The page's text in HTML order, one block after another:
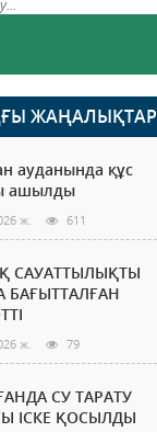
ЖАҢАЛЫҚТАР
ауданында құс
ашылды
ж. 611
САУАТТЫЛЫҚТЫ
БАҒЫТТАЛҒАН
ж. 79
СУ ТАРАТУ
ІСКЕ ҚОСЫЛДЫ